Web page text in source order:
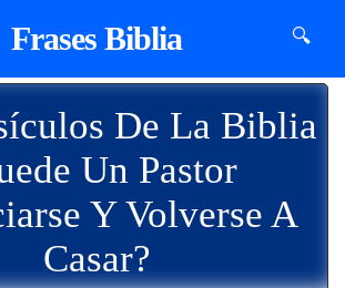
Frases Biblia 🔍
De La Biblia
Un Pastor
Y Volverse A
Casar?